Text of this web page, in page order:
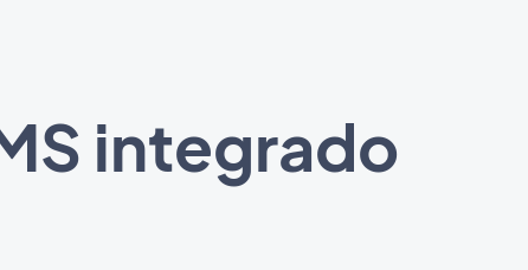
integrado